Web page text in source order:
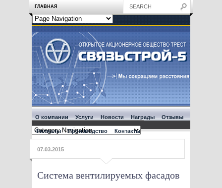
ГЛАВНАЯ
О компании Услуги Новости Награды Отзывы
Филиалы Производство Контакты
07.03.2015
Система вентилируемых фасадов